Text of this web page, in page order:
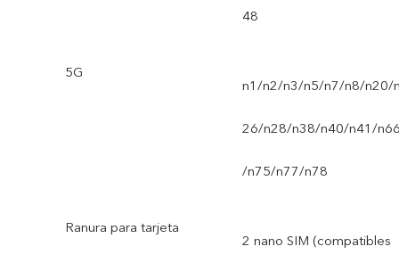
48
5G
n1/n2/n3/n5/n7/n8/n20/
26/n28/n38/n40/n41/
/n75/n77/n78
Ranura para tarjeta
2 nano SIM (compatibles